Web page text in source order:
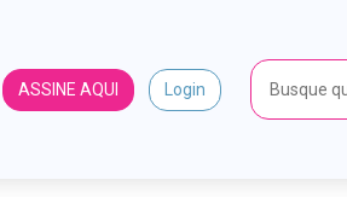
ASSINE AQUI Login